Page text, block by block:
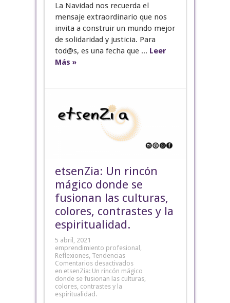
La Navidad nos recuerda el
mensaje extraordinario que nos
invita a construir un mundo mejor
de solidaridad y justicia. Para
tod@s, es una fecha que ... Leer
Más »
etsenZia: Un rincón
mágico donde se
fusionan las culturas,
colores, contrastes y la
espiritualidad.
5 abril, 2021
emprendimiento profesional ,
Reflexiones, Tendencias
Comentarios desactivados
en etsenZia: Un rincón mágico
donde se fusionan las culturas,
colores, contrastes y la
espiritualidad.